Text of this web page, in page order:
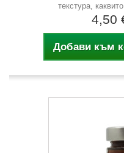
текстура,
4,50
Добави към